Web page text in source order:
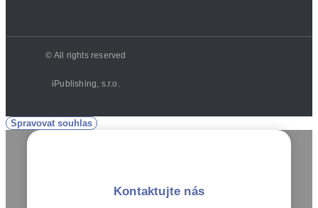
© All rights reserved
iPublishing, s.r.o.
Spravovat souhlas
Kontaktujte nás